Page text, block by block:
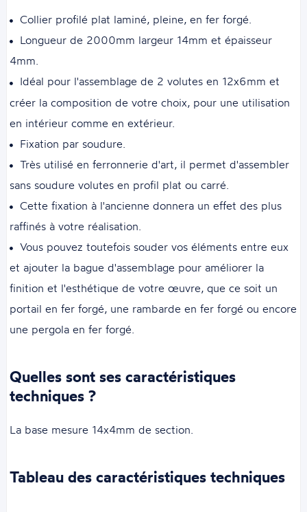
Collier profilé plat laminé, pleine, en fer forgé.
Longueur de 2000mm largeur 14mm et épaisseur
4mm.
Idéal pour l'assemblage de 2 volutes en 12x6mm et
créer la composition de votre choix, pour une utilisation
en intérieur comme en extérieur.
Fixation par soudure.
Très utilisé en ferronnerie d'art, il permet d'assembler
sans soudure volutes en profil plat ou carré.
Cette fixation à l'ancienne donnera un effet des plus
raffinés à votre réalisation.
Vous pouvez toutefois souder vos éléments entre eux
et ajouter la bague d'assemblage pour améliorer la
finition et l'esthétique de votre œuvre, que ce soit un
portail en fer forgé, une rambarde en fer forgé ou encore
une pergola en fer forgé.
Quelles sont ses caractéristiques
techniques ?
La base mesure 14x4mm de section.
Tableau des caractéristiques techniques